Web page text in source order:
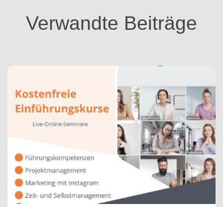
Verwandte Beiträge